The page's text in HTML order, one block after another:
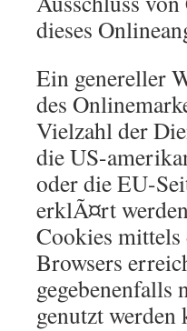
dieses
Ein genereller
des
Vielzahl der
die US-
oder die EU-
erklÃ¤rt
Cookies mittels
Browsers
gegebenenfalls
genutzt werden